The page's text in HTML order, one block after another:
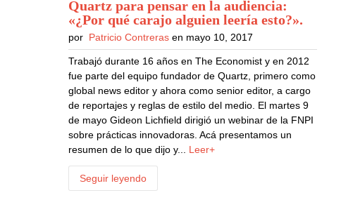
Quartz para pensar en la audiencia:
«¿Por qué carajo alguien leería esto?».
por Patricio Contreras en mayo 10, 2017
Trabajó durante 16 años en The Economist y en 2012
fue parte del equipo fundador de Quartz, primero como
global news editor y ahora como senior editor, a cargo
de reportajes y reglas de estilo del medio. El martes 9
de mayo Gideon Lichfield dirigió un webinar de la FNPI
sobre prácticas innovadoras. Acá presentamos un
resumen de lo que dijo y... Leer+
Seguir leyendo